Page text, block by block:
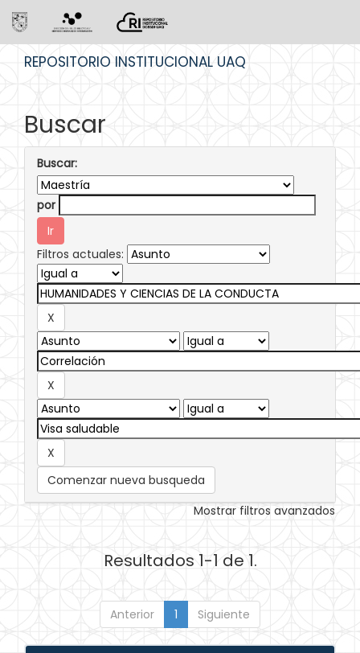
REPOSITORIO INSTITUCIONAL UAQ
Buscar
Buscar:
por
Filtros actuales:
Comenzar nueva busqueda
Mostrar filtros avanzados
Resultados 1-1 de 1.
Anterior 1 Siguiente